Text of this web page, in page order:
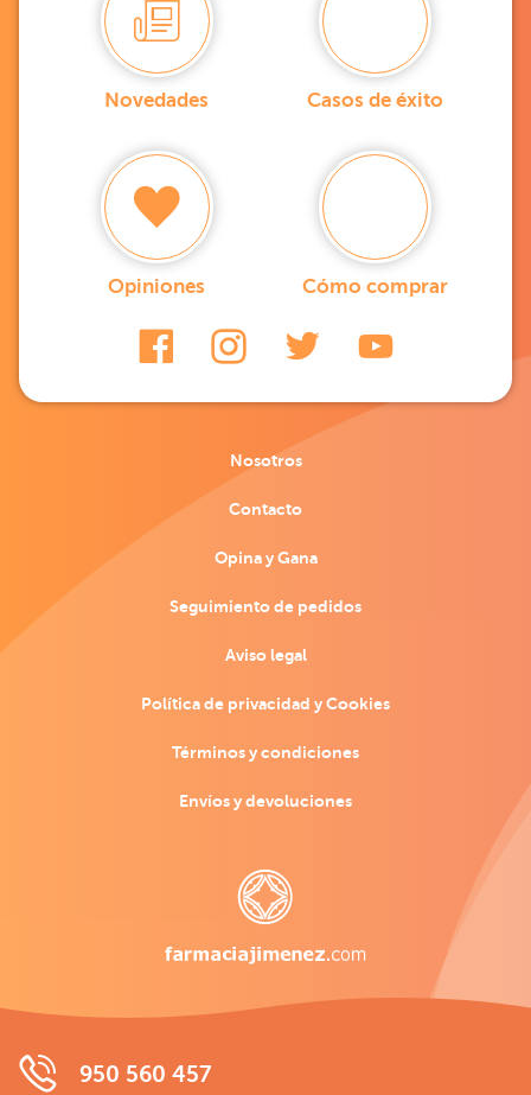
Novedades Casos de éxito
Opiniones Cómo comprar
Nosotros
Contacto
Opina y Gana
Seguimiento de pedidos
Aviso legal
Política de privacidad y Cookies
Términos y condiciones
Envíos y devoluciones
950 560 457